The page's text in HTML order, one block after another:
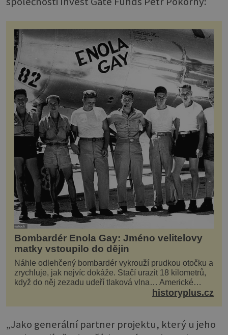
Bombardér Enola Gay: Jméno velitelovy
matky vstoupilo do dějin
Náhle odlehčený bombardér vykrouží prudkou otočku a
zrychluje, jak nejvíc dokáže. Stačí urazit 18 kilometrů,
když do něj zezadu udeří tlaková vlna… Americké
rozhodnutí svrhnout ničivou jadernou bombu ...historyplus.cz
„Jako generální partner projektu, který u jeho